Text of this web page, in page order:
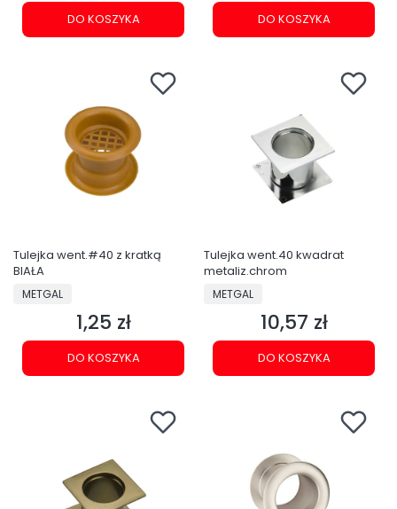
DO KOSZYKA DO KOSZYKA
Tulejka went.#40 z kratką
BIAŁA
PRODUCENT
METGAL
Cena
1,25 zł
DO KOSZYKA
Tulejka went.40 kwadrat
metaliz.chrom
PRODUCENT
METGAL
Cena
10,57 zł
DO KOSZYKA